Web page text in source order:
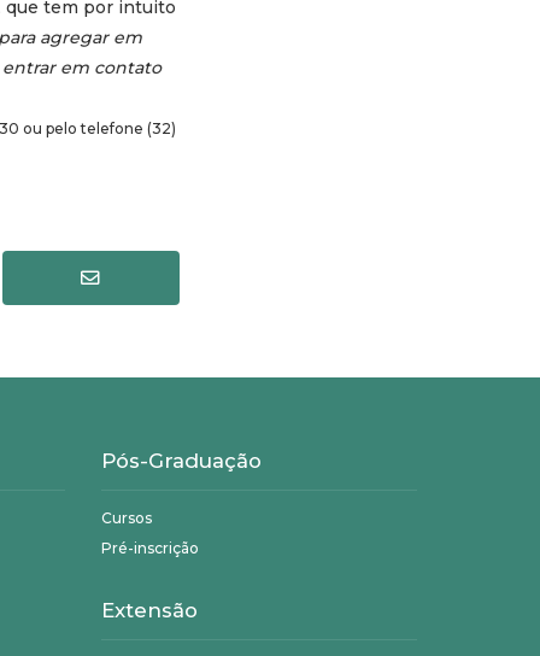
que tem por intuito
agregar em
entrar em contato
ou pelo telefone (32)
Pós-Graduação
Cursos
Pré-inscrição
Extensão